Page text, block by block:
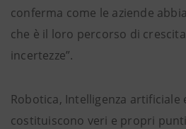
conferma come le aziende
che è il loro percorso di
incertezze”.
Robotica, Intelligenza artificiale
costituiscono veri e propri